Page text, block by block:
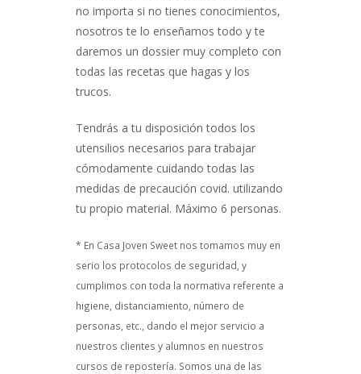
no importa si no tienes conocimientos,
nosotros te lo enseñamos todo y te
daremos un dossier muy completo con
todas las recetas que hagas y los
trucos.
Tendrás a tu disposición todos los
utensilios necesarios para trabajar
cómodamente cuidando todas las
medidas de precaución covid. utilizando
tu propio material. Máximo 6 personas.
* En Casa Joven Sweet nos tomamos muy en
serio los protocolos de seguridad, y
cumplimos con toda la normativa referente a
higiene, distanciamiento, número de
personas, etc., dando el mejor servicio a
nuestros clientes y alumnos en nuestros
cursos de repostería. Somos una de las